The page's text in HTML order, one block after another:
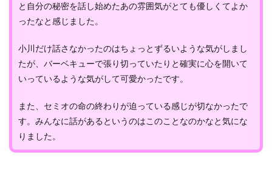
と自分の秘密を話し始めたあの雰囲気がとても優しくてよか
ったなと感じました。
小川だけ話さなかったのはちょっとずるいような気がしまし
たが、バーベキューで張り切っていたりと確実に心を開いて
いっているような気がして可愛かったです。
また、セミオの命の終わりが迫っている感じが切なかったで
す。みんなに話があるというのはこのことなのかなと気にな
りました。